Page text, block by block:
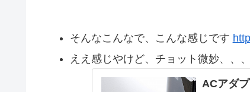
そんなこんなで、こんな感じです
ええ感じやけど、チョット微妙、、、
ACアダ